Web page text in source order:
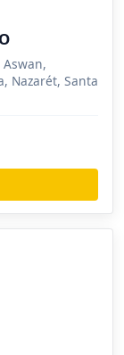
Nazarét, Santa